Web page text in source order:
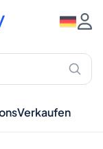
Verkaufen